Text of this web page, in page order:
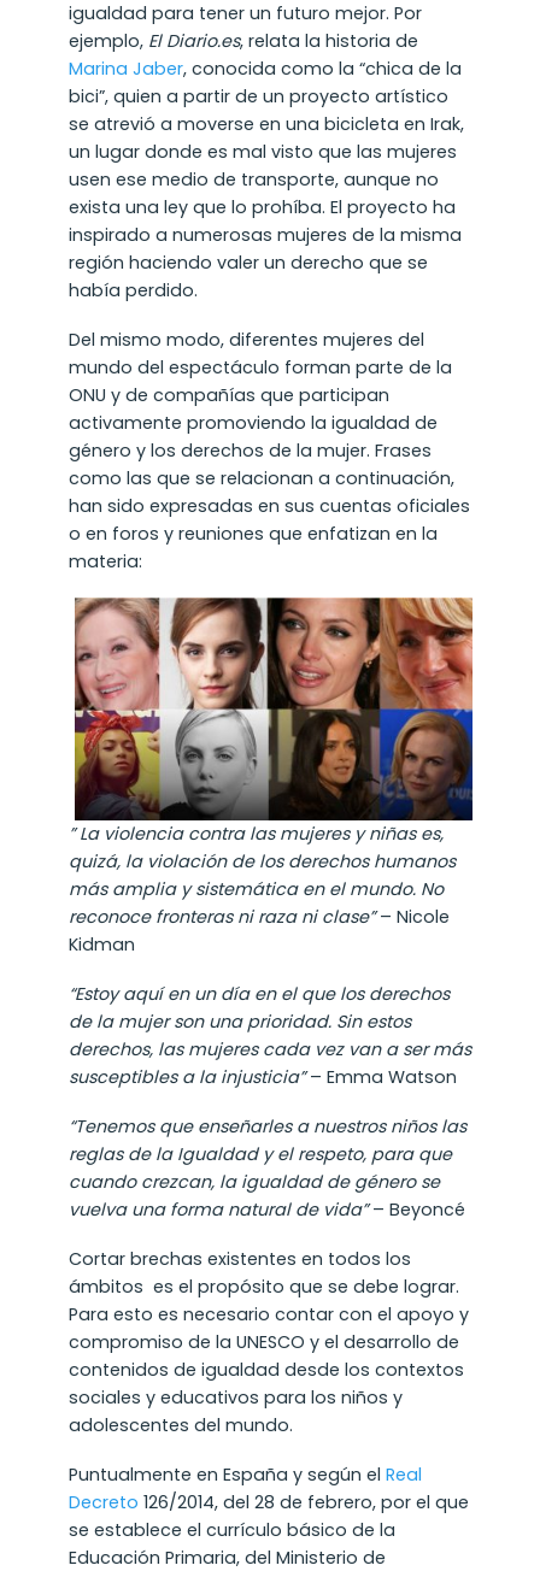
igualdad para tener un futuro mejor. Por
ejemplo, El Diario.es, relata la historia de
Marina Jaber, conocida como la “chica de la
bici”, quien a partir de un proyecto artístico
se atrevió a moverse en una bicicleta en Irak,
un lugar donde es mal visto que las mujeres
usen ese medio de transporte, aunque no
exista una ley que lo prohíba. El proyecto ha
inspirado a numerosas mujeres de la misma
región haciendo valer un derecho que se
había perdido.
Del mismo modo, diferentes mujeres del
mundo del espectáculo forman parte de la
ONU y de compañías que participan
activamente promoviendo la igualdad de
género y los derechos de la mujer. Frases
como las que se relacionan a continuación,
han sido expresadas en sus cuentas oficiales
o en foros y reuniones que enfatizan en la
materia:
” La violencia contra las mujeres y niñas es,
quizá, la violación de los derechos humanos
más amplia y sistemática en el mundo. No
reconoce fronteras ni raza ni clase”– Nicole
Kidman
“Estoy aquí en un día en el que los derechos
de la mujer son una prioridad. Sin estos
derechos, las mujeres cada vez van a ser más
susceptibles a la injusticia”– Emma Watson
“Tenemos que enseñarles a nuestros niños las
reglas de la Igualdad y el respeto, para que
cuando crezcan, la igualdad de género se
vuelva una forma natural de vida”– Beyoncé
Cortar brechas existentes en todos los
ámbitos es el propósito que se debe lograr.
Para esto es necesario contar con el apoyo y
compromiso de la UNESCO y el desarrollo de
contenidos de igualdad desde los contextos
sociales y educativos para los niños y
adolescentes del mundo.
Puntualmente en España y según el Real
Decreto 126/2014, del 28 de febrero, por el que
se establece el currículo básico de la
Educación Primaria, del Ministerio de